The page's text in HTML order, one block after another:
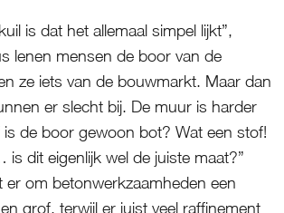
is dat het allemaal simpel lijkt”,
lenen mensen de boor van de
ze iets van de bouwmarkt. Maar dan
er slecht bij. De muur is harder
de boor gewoon bot? Wat een stof!
dit eigenlijk wel de juiste maat?”
er om betonwerkzaamheden een
grof, terwijl er juist veel raffinement